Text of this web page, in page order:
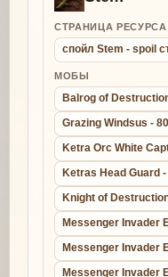
СТРАНИЦА РЕСУРСА
спойл Stem - spoil
МОБЫ
Balrog of
Grazing Windsus -
Ketra Orc White
Ketras Head Guard
Knight of
Messenger Invader
Messenger Invader
Messenger Invader